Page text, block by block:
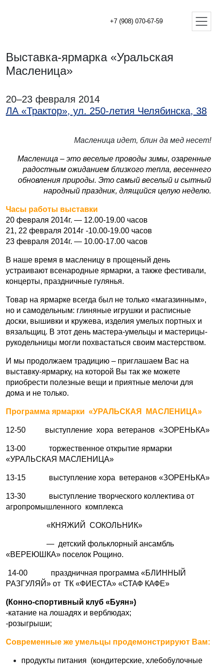
+7 (908) 070-67-59
Выставка-ярмарка «Уральская
Масленица»
20–23 февраля 2014
ЛА «Трактор», ул. 250-летия Челябинска, 38
Масленица идет, блин да мед несет!
Масленица – это веселые проводы зимы, озаренные
радостным ожиданием близкого тепла, весеннего
обновления природы. Это самый веселый и сытный
народный праздник, длящийся целую неделю.
Часы работы выставки
20 февраля 2014г. — 12.00-19.00 часов
21, 22 февраля 2014г -10.00-19.00 часов
23 февраля 2014г. — 10.00-17.00 часов
В наше время в масленицу в прощеный день
устраивают всенародные ярмарки, а также фестивали,
концерты, праздничные гулянья.
Товар на ярмарке всегда был не только «магазинным»,
но и самодельным: глиняные игрушки и расписные
доски, вышивки и кружева, изделия умелых портных и
вязальщиц. В этот день мастера-умельцы и мастерицы-
рукодельницы могли похвастаться своим мастерством.
И мы продолжаем традицию – приглашаем Вас на
выставку-ярмарку, на которой Вы так же можете
приобрести полезные вещи и приятные мелочи для
дома и не только.
Программа ярмарки «УРАЛЬСКАЯ МАСЛЕНИЦА»
12-50 выступление хора ветеранов «ЗОРЕНЬКА»
13-00 торжественное открытие ярмарки
«УРАЛЬСКАЯ МАСЛЕНИЦА»
13-15 выступление хора ветеранов «ЗОРЕНЬКА»
13-30 выступление творческого коллектива от
агропромышленного комплекса
«КНЯЖИЙ СОКОЛЬНИК»
— детский фольклорный ансамбль
«ВЕРЕЮШКА» поселок Рощино.
14-00 праздничная программа «БЛИННЫЙ
РАЗГУЛЯЙ» от ТК «ФИЕСТА» «СТАФ КАФЕ»
(Конно-спортивный клуб «Буян»)
-катание на лошадях и верблюдах;
-розыгрыши;
Современные же умельцы продемонстрируют Вам:
продукты питания (кондитерские, хлебобулочные